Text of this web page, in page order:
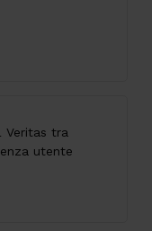
Veritas tra
utente